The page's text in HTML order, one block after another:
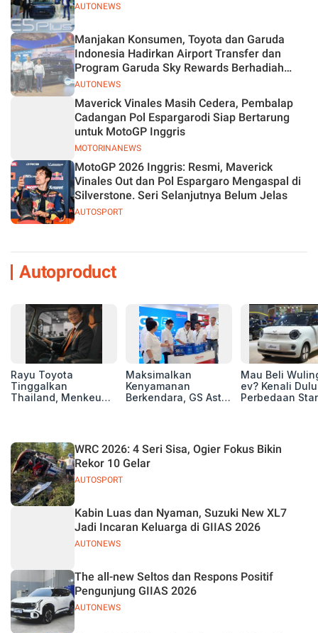
AUTONEWS
AUTONEWS
Manjakan Konsumen, Toyota dan Garuda
Indonesia Hadirkan Airport Transfer dan
Program Garuda Sky Rewards Berhadiah
Hybrid EV
MOTORINANEWS
Maverick Vinales Masih Cedera, Pembalap
Cadangan Pol Espargarodi Siap Bertarung
untuk MotoGP Inggris
AUTOSPORT
MotoGP 2026 Inggris: Resmi, Maverick
Vinales Out dan Pol Espargaro Mengaspal di
Silverstone. Seri Selanjutnya Belum Jelas
Autoproduct
Rayu Toyota
Tinggalkan
Thailand, Menkeu
Basis Produksi
ASEAN
Maksimalkan
Kenyamanan
Berkendara, GS Astra
2026
Mau Beli
ev? Kenali Dulu
Perbedaan
AUTOSPORT
WRC 2026: 4 Seri Sisa, Ogier Fokus Bikin
Rekor 10 Gelar
AUTONEWS
Kabin Luas dan Nyaman, Suzuki New XL7
Jadi Incaran Keluarga di GIIAS 2026
AUTONEWS
The all-new Seltos dan Respons Positif
Pengunjung GIIAS 2026